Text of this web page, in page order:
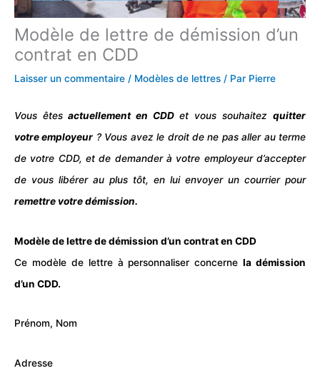
Modèle de lettre de démission d’un
contrat en CDD
Laisser un commentaire / Modèles de lettres / Par Pierre
Vous êtesactuellement en CDDet vous souhaitez quitter
votre employeur ? Vous avez le droit de ne pas aller au terme
de votre CDD, et de demander à votre employeur d’accepter
de vous libérer au plus tôt, en lui envoyer un courrierpour
remettre votre démission.
Modèle de lettre de démission d’un contrat en CDD
Ce modèlede lettreà personnaliser concernela démission
d’un CDD.
Prénom, Nom
Adresse